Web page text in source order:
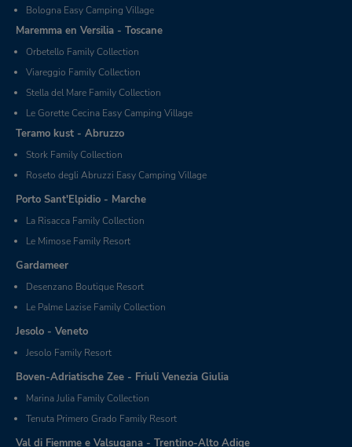
Bologna Easy Camping Village
Maremma en Versilia - Toscane
Orbetello Family Collection
Viareggio Family Collection
Stella del Mare Family Collection
Le Gorette Cecina Easy Camping Village
Teramo kust - Abruzzo
Stork Family Collection
Roseto degli Abruzzi Easy Camping Village
Porto Sant'Elpidio - Marche
La Risacca Family Collection
Le Mimose Family Resort
Gardameer
Desenzano Boutique Resort
Le Palme Lazise Family Collection
Jesolo - Veneto
Jesolo Family Resort
Boven-Adriatische Zee - Friuli Venezia Giulia
Marina Julia Family Collection
Tenuta Primero Grado Family Resort
Val di Fiemme e Valsugana - Trentino-Alto Adige